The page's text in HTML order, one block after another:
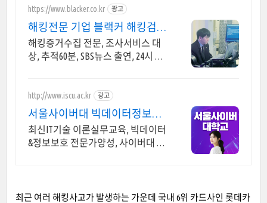
https://www.blacker.co.kr 광고
해킹전문 기업 블랙커 해킹검사
스파이앱 탐지 전문
해킹증거수집 전문, 조사서비스 대
상, 추적60분, SBS뉴스 출연, 24시 상
http://www.iscu.ac.kr 광고
서울사이버대 빅데이터정보보
호 2026 가을학기 신편입생
최신IT기술 이론실무교육, 빅데이터
&정보보호 전문가양성, 사이버대 신
최근 여러 해킹사고가 발생하는 가운데 국내 6위 카드사인 롯데카